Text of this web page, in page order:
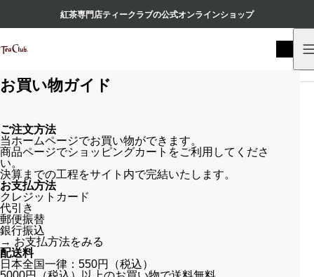
紅茶専門店ティークラブの公式オンラインショップ
お買い物ガイド
お買い物ガイド
ご注文方法
当ホームページでお買い物ができます。
商品ページでショッピングカートをご利用してくださ
い。
決算までの工程をサイト内で完結いたします。
お支払方法
クレジットカード
代引き
郵便振替
銀行振込
→ お支払方法をみる
配送料
日本全国一律：550円（税込）